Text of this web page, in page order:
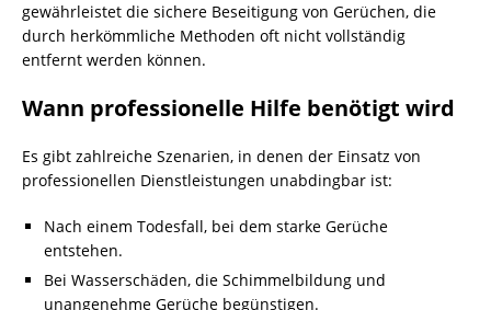
gewährleistet die sichere Beseitigung von Gerüchen, die
durch herkömmliche Methoden oft nicht vollständig
entfernt werden können.
Wann professionelle Hilfe benötigt wird
Es gibt zahlreiche Szenarien, in denen der Einsatz von
professionellen Dienstleistungen unabdingbar ist:
Nach einem Todesfall, bei dem starke Gerüche
entstehen.
Bei Wasserschäden, die Schimmelbildung und
unangenehme Gerüche begünstigen.